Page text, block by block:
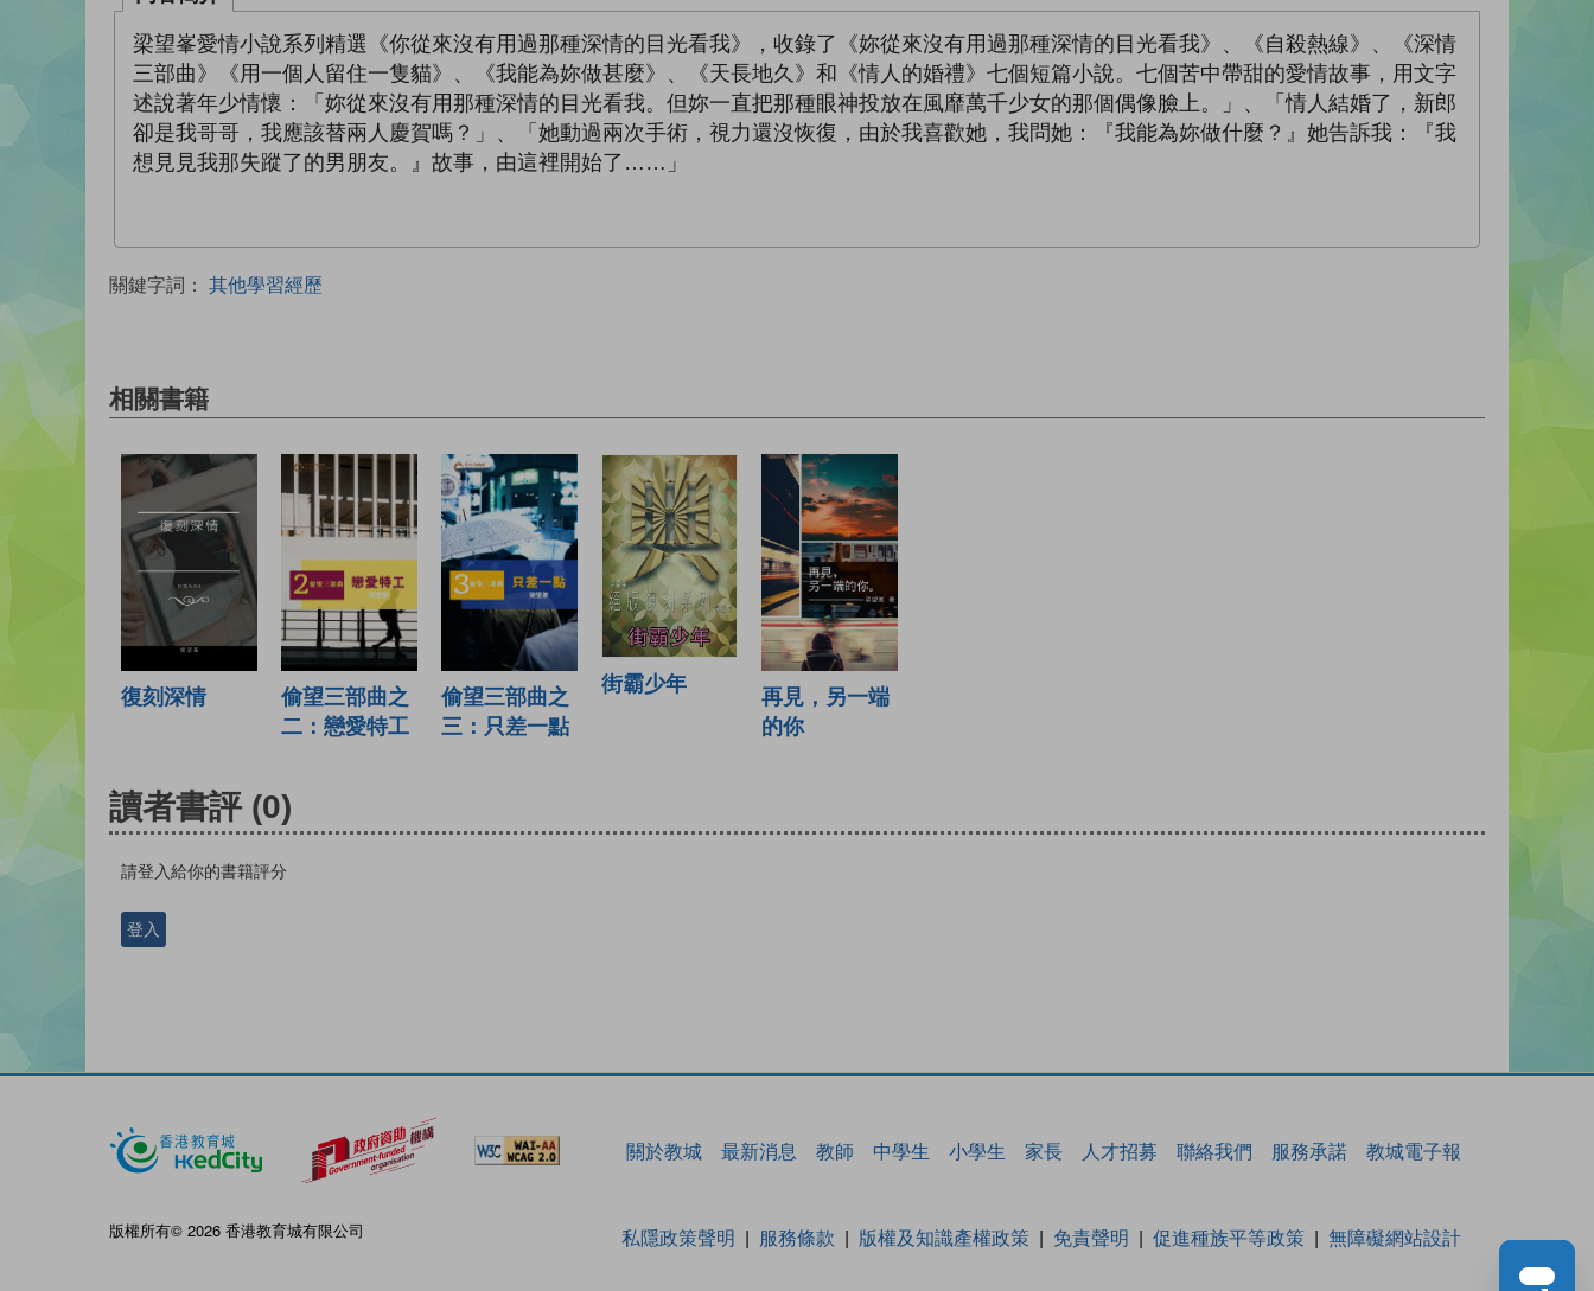
梁望峯愛情小說系列精選《你從來沒有用過那種深情的目光看我》，收錄了《妳從來沒有用過那種深情的目光看我》、《自殺熱線》、《深情
三部曲》《用一個人留住一隻貓》、《我能為妳做甚麼》、《天長地久》和《情人的婚禮》七個短篇小說。七個苦中帶甜的愛情故事，用文字
述說著年少情懷：「妳從來沒有用那種深情的目光看我。但妳一直把那種眼神投放在風靡萬千少女的那個偶像臉上。」、「情人結婚了，新郎
卻是我哥哥，我應該替兩人慶賀嗎？」、「她動過兩次手術，視力還沒恢復，由於我喜歡她，我問她：『我能為妳做什麼？』她告訴我：『我
想見見我那失蹤了的男朋友。』故事，由這裡開始了……」
關鍵字詞： 其他學習經歷
相關書籍
復刻深情
偷望三部曲之
二：戀愛特工
偷望三部曲之
三：只差一點
街霸少年
再見，另一端
的你
讀者書評 (0)
請登入給你的書籍評分
登入
關於教城 最新消息 教師 中學生 小學生 家長 人才招募 聯絡我們 服務承諾 教城電子報
版權所有© 2026 香港教育城有限公司 私隱政策聲明 服務條款 版權及知識產權政策 免責聲明 促進種族平等政策 無障礙網站設計